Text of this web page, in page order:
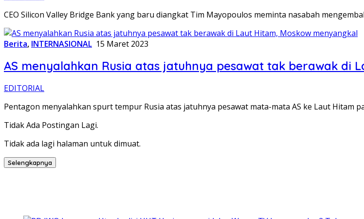
CEO Silicon Valley Bridge Bank yang baru diangkat Tim Mayopoulos meminta nasabah
Berita, INTERNASIONAL 15 Maret 2023
AS menyalahkan Rusia atas jatuhnya pesawat tak berawak di
EDITORIAL
Pentagon menyalahkan spurt tempur Rusia atas jatuhnya pesawat mata-mata AS ke Laut Hitam
Tidak Ada Postingan Lagi.
Tidak ada lagi halaman untuk dimuat.
Selengkapnya